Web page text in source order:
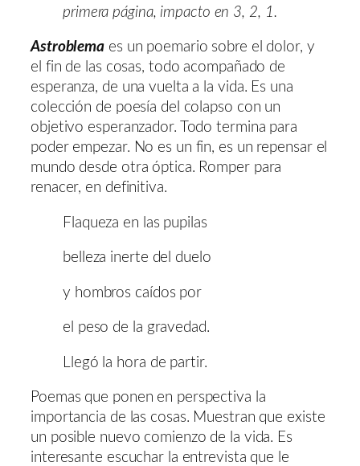
primera página, impacto en 3, 2, 1.
Astroblema es un poemario sobre el dolor, y
el fin de las cosas, todo acompañado de
esperanza, de una vuelta a la vida. Es una
colección de poesía del colapso con un
objetivo esperanzador. Todo termina para
poder empezar. No es un fin, es un repensar el
mundo desde otra óptica. Romper para
renacer, en definitiva.
Flaqueza en las pupilas
belleza inerte del duelo
y hombros caídos por
el peso de la gravedad.
Llegó la hora de partir.
Poemas que ponen en perspectiva la
importancia de las cosas. Muestran que existe
un posible nuevo comienzo de la vida. Es
interesante escuchar la entrevista que le